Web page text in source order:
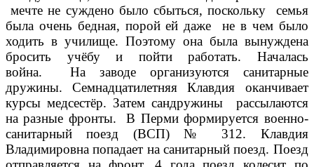
мечте не суждено было сбыться, поскольку семья
была очень бедная, порой ей даже не в чем было
ходить в училище. Поэтому она была вынуждена
бросить учёбу и пойти работать. Началась
война. На заводе организуются санитарные
дружины. Семнадцатилетняя Клавдия оканчивает
курсы медсестёр. Затем сандружины рассылаются
на разные фронты. В Перми формируется военно-
санитарный поезд (ВСП) № 312. Клавдия
Владимировна попадает на санитарный поезд. Поезд